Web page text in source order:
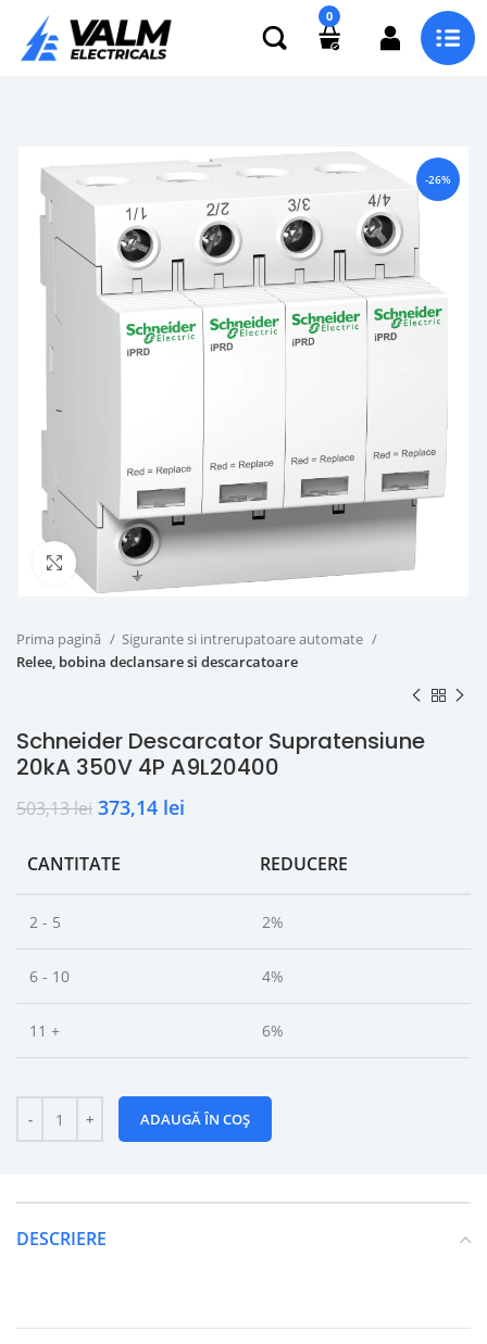
0
-26%
Click to enlarge
Prima pagină
Sigurante si intrerupatoare automate
Relee, bobina declansare si descarcatoare
Schneider Descarcator Supratensiune
20kA 350V 4P A9L20400
503,13lei 373,14 lei
CANTITATE REDUCERE
2 - 5 2%
6 - 10 4%
11 + 6%
ADAUGĂ ÎN COȘ
DESCRIERE